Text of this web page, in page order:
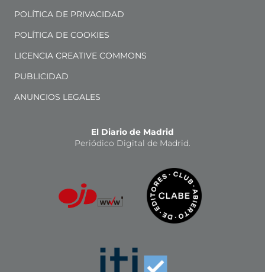
POLÍTICA DE PRIVACIDAD
POLÍTICA DE COOKIES
LICENCIA CREATIVE COMMONS
PUBLICIDAD
ANUNCIOS LEGALES
El Diario de Madrid
Periódico Digital de Madrid.